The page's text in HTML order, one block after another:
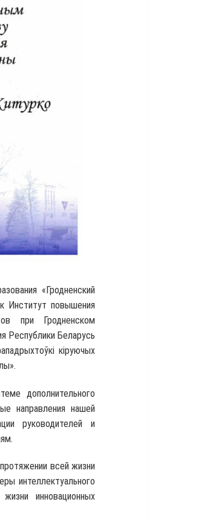
«Гродненский
Институт повышения
при Гродненском
Республики Беларусь
кіруючых
дополнительного
направления нашей
руководителей и
всей жизни
интеллектуального
инновационных